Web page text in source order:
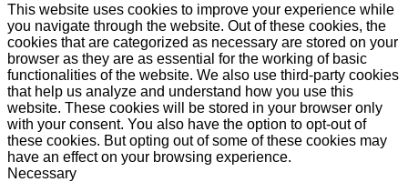
This website uses cookies to improve your experience while
you navigate through the website. Out of these cookies, the
cookies that are categorized as necessary are stored on your
browser as they are as essential for the working of basic
functionalities of the website. We also use third-party cookies
that help us analyze and understand how you use this
website. These cookies will be stored in your browser only
with your consent. You also have the option to opt-out of
these cookies. But opting out of some of these cookies may
have an effect on your browsing experience.
Necessary